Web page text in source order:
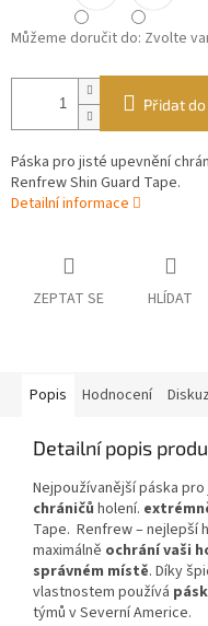
Můžeme doručit do: Zvolte
Přidat
Páska pro jisté upevnění
Renfrew Shin Guard Tape.
Detailní informace
ZEPTAT SE HLÍDAT
Popis Hodnocení
Detailní popis
Nejpoužívanější páska
chráničů holení.
Tape. Renfrew – nejlepší
maximálně ochrání vaši
správném místě. Díky
vlastnostem používá
týmů v Severní Americe.